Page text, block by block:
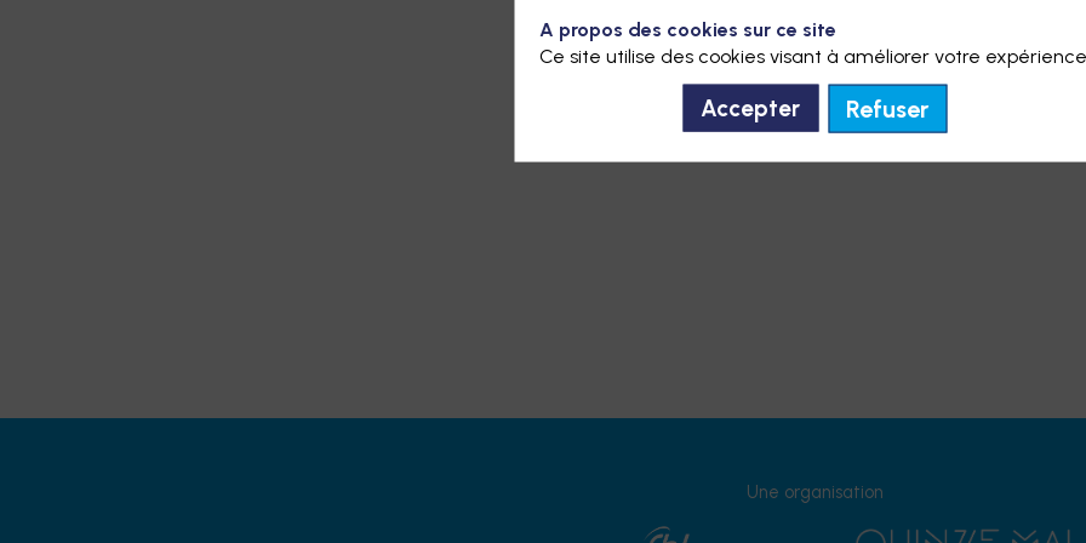
Une organisation
A propos des cookies sur ce site
Ce site utilise des cookies visant à améliorer votre
Accepter Refuser